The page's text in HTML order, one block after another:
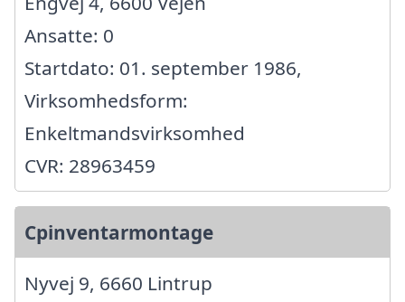
Ansatte: 0
Startdato: 01. september 1986,
Virksomhedsform:
Enkeltmandsvirksomhed
CVR: 28963459
Cpinventarmontage
Nyvej 9, 6660 Lintrup